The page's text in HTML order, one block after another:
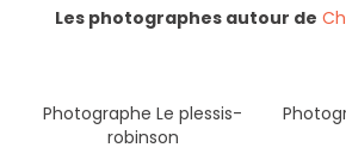
Les photographes autour de
Photographe Le plessis-
robinson